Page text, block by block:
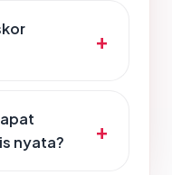
nyata?